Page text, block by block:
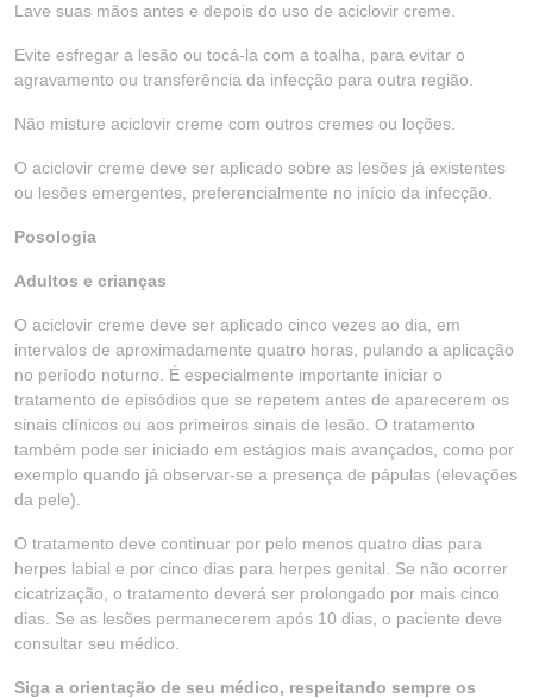
Lave suas mãos antes e depois do uso de aciclovir creme.
Evite esfregar a lesão ou tocá-la com a toalha, para evitar o
agravamento ou transferência da infecção para outra região.
Não misture aciclovir creme com outros cremes ou loções.
O aciclovir creme deve ser aplicado sobre as lesões já existentes
ou lesões emergentes, preferencialmente no início da infecção.
Posologia
Adultos e crianças
O aciclovir creme deve ser aplicado cinco vezes ao dia, em
intervalos de aproximadamente quatro horas, pulando a aplicação
no período noturno. É especialmente importante iniciar o
tratamento de episódios que se repetem antes de aparecerem os
sinais clínicos ou aos primeiros sinais de lesão. O tratamento
também pode ser iniciado em estágios mais avançados, como por
exemplo quando já observar-se a presença de pápulas (elevações
da pele).
O tratamento deve continuar por pelo menos quatro dias para
herpes labial e por cinco dias para herpes genital. Se não ocorrer
cicatrização, o tratamento deverá ser prolongado por mais cinco
dias. Se as lesões permanecerem após 10 dias, o paciente deve
consultar seu médico.
Siga a orientação de seu médico, respeitando sempre os